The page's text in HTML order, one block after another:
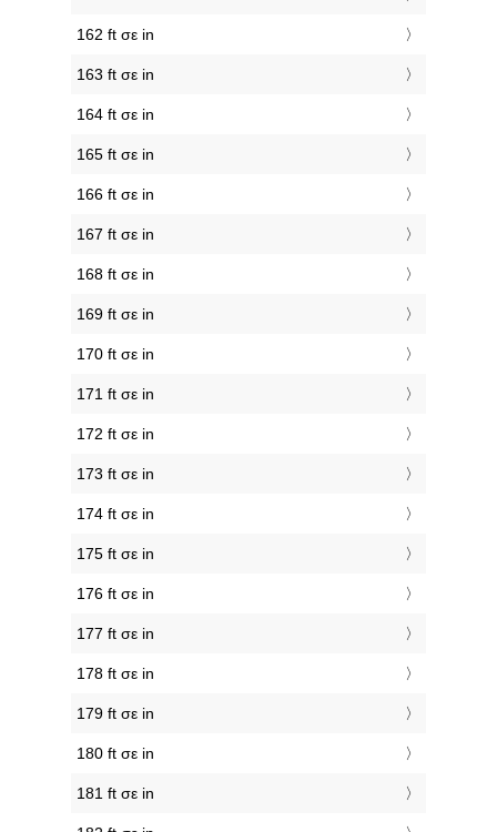
162 ft σε in
163 ft σε in
164 ft σε in
165 ft σε in
166 ft σε in
167 ft σε in
168 ft σε in
169 ft σε in
170 ft σε in
171 ft σε in
172 ft σε in
173 ft σε in
174 ft σε in
175 ft σε in
176 ft σε in
177 ft σε in
178 ft σε in
179 ft σε in
180 ft σε in
181 ft σε in